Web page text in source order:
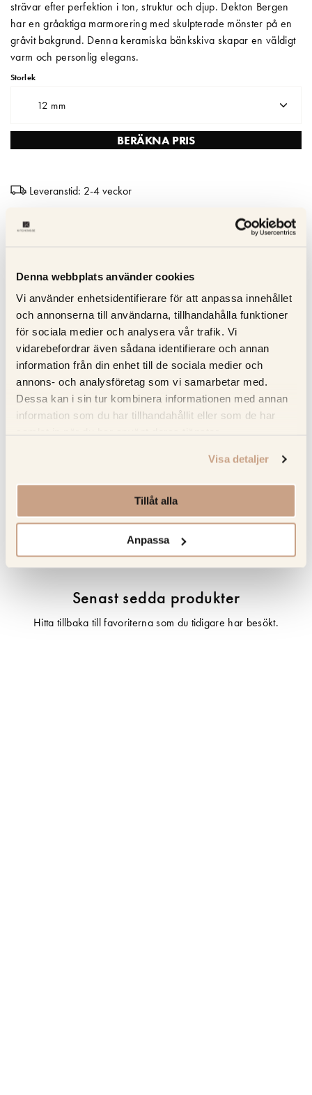
Denna webbplats använder cookies
Vi använder enhetsidentifierare för att anpassa innehållet
och annonserna till användarna, tillhandahålla funktioner
för sociala medier och analysera vår trafik. Vi
vidarebefordrar även sådana identifierare och annan
information från din enhet till de sociala medier och
annons- och analysföretag som vi samarbetar med.
Dessa kan i sin tur kombinera informationen med annan
information som du har tillhandahållit eller som de har
Visa detaljer
Tillåt alla
Anpassa
Matberedare & Mixer
Vattenkokare
strävar efter perfektion i ton, struktur och djup. Dekton Bergen
har en gråaktiga marmorering med skulpterade mönster på en
gråvit bakgrund. Denna keramiska bänkskiva skapar en väldigt
varm och personlig elegans.
Storlek
12 mm
BERÄKNA PRIS
Leveranstid: 2-4 veckor
Leveranstid – Skräddarsydda keramiska bänkskivor levereras
utan att skadas
Icke-poröst – Fläcksäkert och lätt att rengöra
UV-resistent – Perfekt för både inomhus- och utomhuskök;
bleks inte av solen
Full service – Kitchens.se sköter mätning; leverans och
installation försäkrad i Norden
Specifikation
Senast sedda produkter
Hitta tillbaka till favoriterna som du tidigare har besökt.